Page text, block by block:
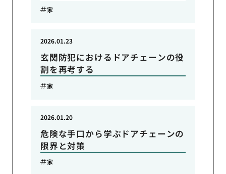
家
玄関防犯におけるドアチェーンの役
割を再考する
2026.01.23
家
危険な手口から学ぶドアチェーンの
限界と対策
2026.01.20
家